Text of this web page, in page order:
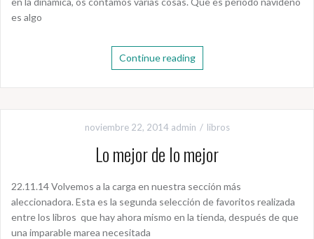
es algo
Continue reading
noviembre 22, 2014 admin libros
Lo mejor de lo mejor
22.11.14 Volvemos a la carga en nuestra sección más
aleccionadora. Esta es la segunda selección de favoritos realizada
entre los libros que hay ahora mismo en la tienda, después de que
una imparable marea necesitada